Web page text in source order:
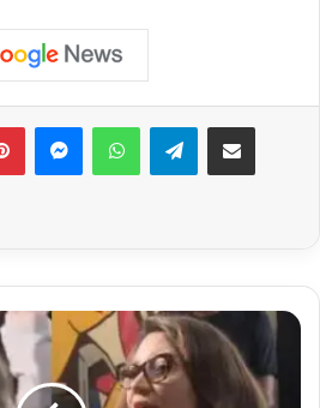
PinterestMessengerWhatsAppTelegramCompartilhar via e-mail